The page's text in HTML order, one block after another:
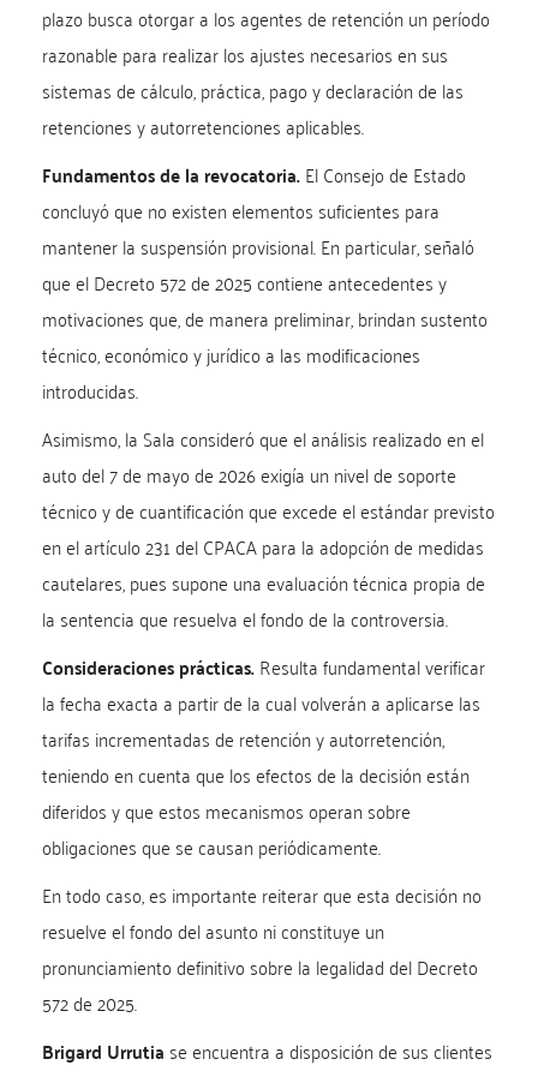
plazo busca otorgar a los agentes de retención un período
razonable para realizar los ajustes necesarios en sus
sistemas de cálculo, práctica, pago y declaración de las
retenciones y autorretenciones aplicables.
Fundamentos de la revocatoria.El Consejo de Estado
concluyó que no existen elementos suficientes para
mantener la suspensión provisional. En particular, señaló
que el Decreto 572 de 2025 contiene antecedentes y
motivaciones que, de manera preliminar, brindan sustento
técnico, económico y jurídico a las modificaciones
introducidas.
Asimismo, la Sala consideró que el análisis realizado en el
auto del 7 de mayo de 2026 exigía un nivel de soporte
técnico y de cuantificación que excede el estándar previsto
en el artículo 231 del CPACA para la adopción de medidas
cautelares, pues supone una evaluación técnica propia de
la sentencia que resuelva el fondo de la controversia.
Consideraciones prácticas.Resulta fundamental verificar
la fecha exacta a partir de la cual volverán a aplicarse las
tarifas incrementadas de retención y autorretención,
teniendo en cuenta que los efectos de la decisión están
diferidos y que estos mecanismos operan sobre
obligaciones que se causan periódicamente.
En todo caso, es importante reiterar que esta decisión no
resuelve el fondo del asunto ni constituye un
pronunciamiento definitivo sobre la legalidad del Decreto
572 de 2025.
Brigard Urrutia se encuentra a disposición de sus clientes